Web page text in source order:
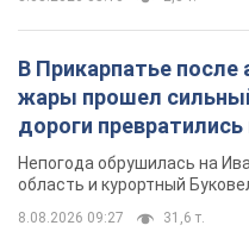
В Прикарпатье после
жары прошел
дороги
Непогода обрушилась на
область и курортный
8.08.2026 09:27 31,6 т.